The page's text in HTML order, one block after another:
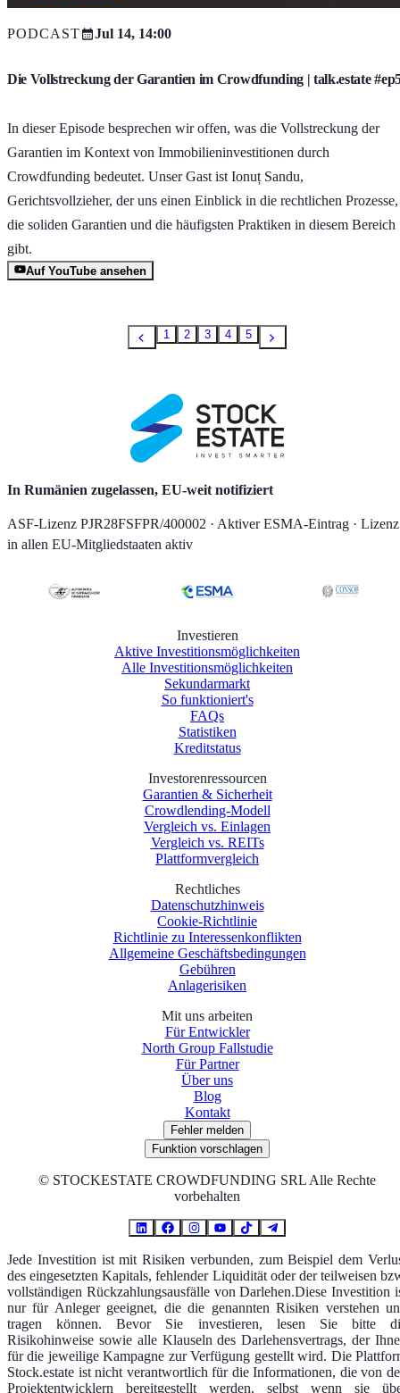
PODCAST Jul 14, 14:00
Die Vollstreckung der Garantien im Crowdfunding | talk.estate
In dieser Episode besprechen wir offen, was die Vollstreckung der
Garantien im Kontext von Immobilieninvestitionen durch
Crowdfunding bedeutet. Unser Gast ist Ionuț Sandu,
Gerichtsvollzieher, der uns einen Einblick in die rechtlichen Prozesse,
die soliden Garantien und die häufigsten Praktiken in diesem Bereich
gibt.
Auf YouTube ansehen
1 2 3 4 5
In Rumänien zugelassen, EU-weit notifiziert
ASF-Lizenz PJR28FSFPR/400002 · Aktiver ESMA-Eintrag · Lizenz
in allen EU-Mitgliedstaaten aktiv
Investieren
Aktive Investitionsmöglichkeiten
Alle Investitionsmöglichkeiten
Sekundarmarkt
So funktioniert's
FAQs
Statistiken
Kreditstatus
Investorenressourcen
Garantien & Sicherheit
Crowdlending-Modell
Vergleich vs. Einlagen
Vergleich vs. REITs
Plattformvergleich
Rechtliches
Datenschutzhinweis
Cookie-Richtlinie
Richtlinie zu Interessenkonflikten
Allgemeine Geschäftsbedingungen
Gebühren
Anlagerisiken
Mit uns arbeiten
Für Entwickler
North Group Fallstudie
Für Partner
Über uns
Blog
Kontakt
Fehler melden
Funktion vorschlagen
© STOCKESTATE CROWDFUNDING SRL Alle Rechte
vorbehalten
Jede Investition ist mit Risiken verbunden, zum Beispiel dem
des eingesetzten Kapitals, fehlender Liquidität oder der teilweisen
vollständigen Rückzahlungsausfälle von Darlehen.Diese Investition
nur für Anleger geeignet, die die genannten Risiken verstehen
tragen können. Bevor Sie investieren, lesen Sie bitte
Risikohinweise sowie alle Klauseln des Darlehensvertrags, der
für die jeweilige Kampagne zur Verfügung gestellt wird. Die
Stock.estate ist nicht verantwortlich für die Informationen, die von
Projektentwicklern bereitgestellt werden, selbst wenn sie